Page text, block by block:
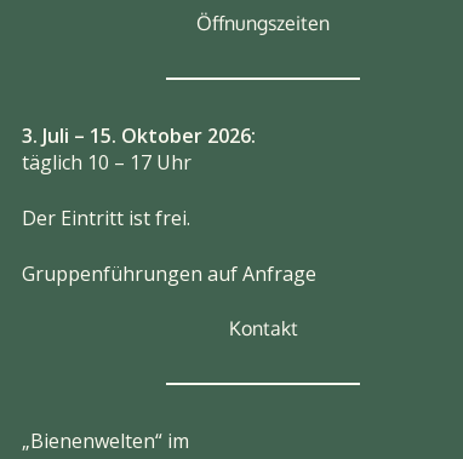
Öffnungszeiten
3. Juli – 15. Oktober 2026:
täglich 10 – 17 Uhr
Der Eintritt ist frei.
Gruppenführungen auf Anfrage
Kontakt
„Bienenwelten“ im